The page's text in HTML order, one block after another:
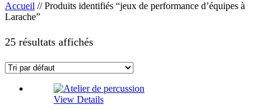
Accueil //Produits identifiés “jeux de performance d’équipes à
Larache”
25 résultats affichés
View Details